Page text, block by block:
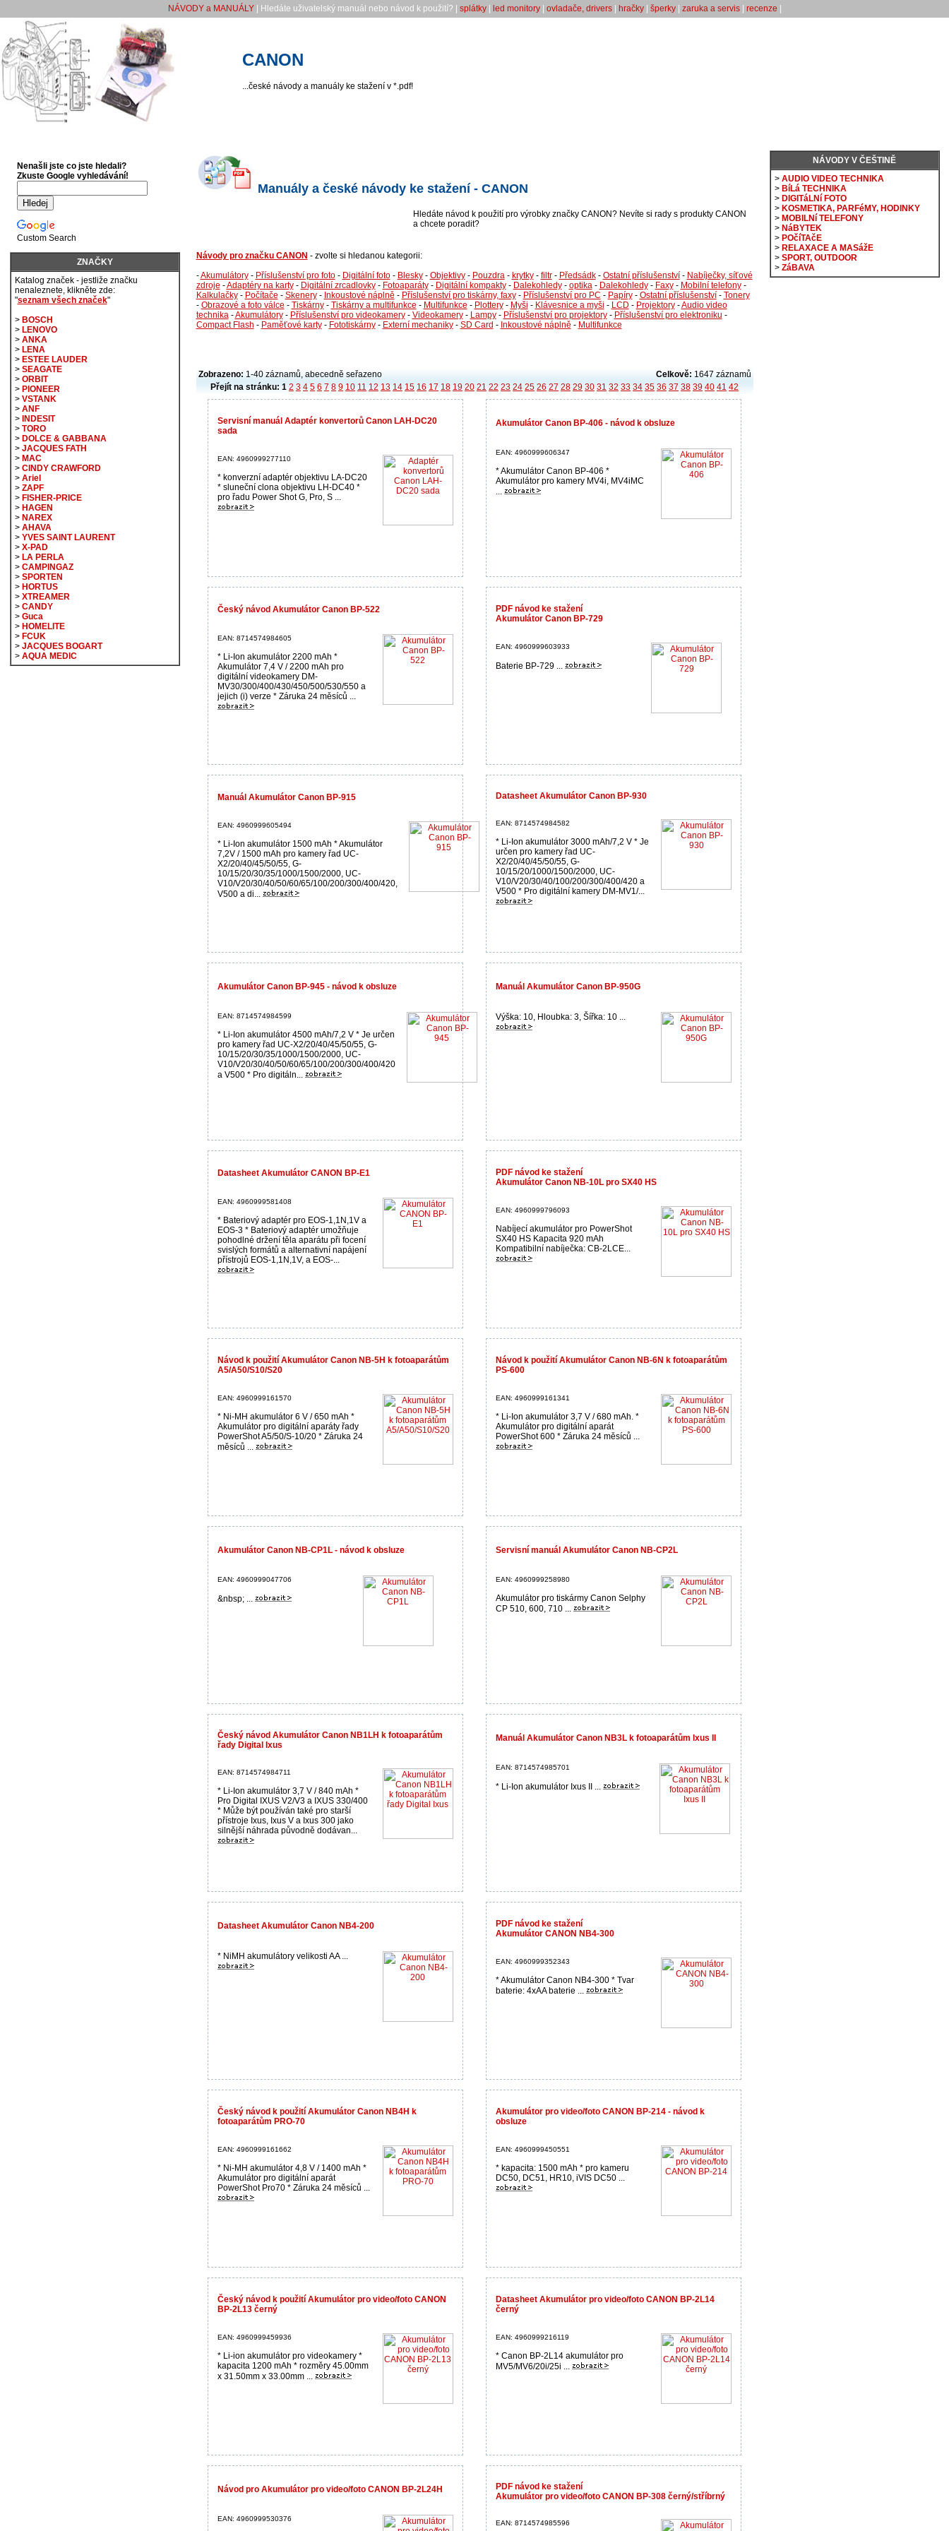
NÁVODY a MANUÁLY| Hledáte uživatelský manuál nebo návod k použití? | splátky| led monitory| ovladače, drivers| hračky| šperky| zaruka a servis| recenze
CANON
...české návody a manuály ke stažení v *.pdf!
Manuály a české návody ke stažení - CANON
Hledáte návod k použití pro výrobky značky CANON? Nevíte si rady s produkty CANON
a chcete poradit?
Návody pro značku CANON - zvolte si hledanou kategorii:
-Akumulátory- Příslušenství pro foto- Digitální foto- Blesky- Objektivy- Pouzdra- krytky- filtr- Předsádk- Ostatní příslušenství- Nabíječky, síťové
zdroje -Adaptéry na karty- Digitální zrcadlovky- Fotoaparáty- Digitální kompakty- Dalekohledy- optika- Dalekohledy- Faxy- Mobilní telefony-
Kalkulačky- Počítače - Skenery- Inkoustové náplně - Příslušenství pro tiskárny, faxy- Příslušenství pro PC - Papíry- Ostatní příslušenství- Tonery
- Obrazové a foto válce - Tiskárny- Tiskárny a multifunkce - Multifunkce - Plottery- Myši - Klávesnice a myši - LCD - Projektory-Audio video
technika-Akumulátory- Příslušenství pro videokamery- Videokamery- Lampy- Příslušenství pro projektory- Příslušenství pro elektroniku -
Compact Flash - Paměťové karty- Fototiskárny- Externí mechaniky- SD Card - Inkoustové náplně - Multifunkce
Zobrazeno: 1-40 záznamů, abecedně seřazeno Celkově: 1647 záznamů
Přejít na stránku: 1 2 3 4 5 6 7 8 9 10 11 12 13 14 15 16 17 18 19 20 21 22 23 24 25 26 27 28 29 30 31 32 33 34 35 36 37 38 39 40 41 42
Servisní manuál Adaptér konvertorů Canon LAH-DC20
sada
EAN: 4960999277110
* konverzní adaptér objektivu LA-DC20
* sluneční clona objektivu LH-DC40 *
pro řadu Power Shot G, Pro, S ...
Akumulátor Canon BP-406 - návod k obsluze
EAN: 4960999606347
* Akumulátor Canon BP-406 *
Akumulátor pro kamery MV4i, MV4iMC
...
Český návod Akumulátor Canon BP-522
EAN: 8714574984605
* Li-Ion akumulátor 2200 mAh *
Akumulátor 7,4 V / 2200 mAh pro
digitální videokamery DM-
MV30/300/400/430/450/500/530/550 a
jejich (i) verze * Záruka 24 měsíců ...
PDF návod ke stažení
Akumulátor Canon BP-729
EAN: 4960999603933
Baterie BP-729 ...
Manuál Akumulátor Canon BP-915
EAN: 4960999605494
* Li-Ion akumulátor 1500 mAh * Akumulátor
7,2V / 1500 mAh pro kamery řad UC-
X2/20/40/45/50/55, G-
10/15/20/30/35/1000/1500/2000, UC-
V10/V20/30/40/50/60/65/100/200/300/400/420,
V500 a di...
Datasheet Akumulátor Canon BP-930
EAN: 8714574984582
* Li-Ion akumulátor 3000 mAh/7,2 V * Je
určen pro kamery řad UC-
X2/20/40/45/50/55, G-
10/15/20/1000/1500/2000, UC-
V10/V20/30/40/100/200/300/400/420 a
V500 * Pro digitální kamery DM-MV1/...
Akumulátor Canon BP-945 - návod k obsluze
EAN: 8714574984599
* Li-Ion akumulátor 4500 mAh/7,2 V * Je určen
pro kamery řad UC-X2/20/40/45/50/55, G-
10/15/20/30/35/1000/1500/2000, UC-
V10/V20/30/40/50/60/65/100/200/300/400/420
a V500 * Pro digitáln...
Manuál Akumulátor Canon BP-950G
Výška: 10, Hloubka: 3, Šířka: 10 ...
Datasheet Akumulátor CANON BP-E1
EAN: 4960999581408
* Bateriový adaptér pro EOS-1,1N,1V a
EOS-3 * Bateriový adaptér umožňuje
pohodlné držení těla aparátu při focení
svislých formátů a alternativní napájení
přístrojů EOS-1,1N,1V, a EOS-...
PDF návod ke stažení
Akumulátor Canon NB-10L pro SX40 HS
EAN: 4960999796093
Nabíjecí akumulátor pro PowerShot
SX40 HS Kapacita 920 mAh
Kompatibilní nabíječka: CB-2LCE...
Návod k použití Akumulátor Canon NB-5H k fotoaparátům
A5/A50/S10/S20
EAN: 4960999161570
* Ni-MH akumulátor 6 V / 650 mAh *
Akumulátor pro digitální aparáty řady
PowerShot A5/50/S-10/20 * Záruka 24
měsíců ...
Návod k použití Akumulátor Canon NB-6N k fotoaparátům
PS-600
EAN: 4960999161341
* Li-Ion akumulátor 3,7 V / 680 mAh. *
Akumulátor pro digitální aparát
PowerShot 600 * Záruka 24 měsíců ...
Akumulátor Canon NB-CP1L - návod k obsluze
EAN: 4960999047706
&nbsp; ...
Servisní manuál Akumulátor Canon NB-CP2L
EAN: 4960999258980
Akumulátor pro tiskármy Canon Selphy
CP 510, 600, 710 ...
Český návod Akumulátor Canon NB1LH k fotoaparátům
řady Digital Ixus
EAN: 8714574984711
* Li-Ion akumulátor 3,7 V / 840 mAh *
Pro Digital IXUS V2/V3 a IXUS 330/400
* Může být používán také pro starší
přístroje Ixus, Ixus V a Ixus 300 jako
silnější náhrada původně dodávan...
Manuál Akumulátor Canon NB3L k fotoaparátům Ixus II
EAN: 8714574985701
* Li-Ion akumulátor Ixus II ...
Datasheet Akumulátor Canon NB4-200
* NiMH akumulátory velikosti AA ...
PDF návod ke stažení
Akumulátor CANON NB4-300
EAN: 4960999352343
* Akumulátor Canon NB4-300 * Tvar
baterie: 4xAA baterie ...
Český návod k použití Akumulátor Canon NB4H k
fotoaparátům PRO-70
EAN: 4960999161662
* Ni-MH akumulátor 4,8 V / 1400 mAh *
Akumulátor pro digitální aparát
PowerShot Pro70 * Záruka 24 měsíců ...
Akumulátor pro video/foto CANON BP-214 - návod k
obsluze
EAN: 4960999450551
* kapacita: 1500 mAh * pro kameru
DC50, DC51, HR10, iVIS DC50 ...
Český návod k použití Akumulátor pro video/foto CANON
BP-2L13 černý
EAN: 4960999459936
* Li-ion akumulátor pro videokamery *
kapacita 1200 mAh * rozměry 45.00mm
x 31.50mm x 33.00mm ...
Datasheet Akumulátor pro video/foto CANON BP-2L14
černý
EAN: 4960999216119
* Canon BP-2L14 akumulátor pro
MV5/MV6/20i/25i ...
Návod pro Akumulátor pro video/foto CANON BP-2L24H
EAN: 4960999530376
PDF návod ke stažení
Akumulátor pro video/foto CANON BP-308 černý/stříbrný
EAN: 8714574985596
Nenašli jste co jste hledali?
Zkuste Google vyhledávání!
Custom Search
ZNAČKY
Katalog značek - jestliže značku
nenaleznete, klikněte zde:
"seznam všech značek"
> BOSCH
> LENOVO
> ANKA
> LENA
> ESTEE LAUDER
> SEAGATE
> ORBIT
> PIONEER
> VSTANK
> ANF
> INDESIT
> TORO
> DOLCE & GABBANA
> JACQUES FATH
> MAC
> CINDY CRAWFORD
> Ariel
> ZAPF
> FISHER-PRICE
> HAGEN
> NAREX
> AHAVA
> YVES SAINT LAURENT
> X-PAD
> LA PERLA
> CAMPINGAZ
> SPORTEN
> HORTUS
> XTREAMER
> CANDY
> Guca
> HOMELITE
> FCUK
> JACQUES BOGART
> AQUA MEDIC
NÁVODY V ČEŠTINĚ
> AUDIO VIDEO TECHNIKA
> BíLá TECHNIKA
> DIGITáLNí FOTO
> KOSMETIKA, PARFéMY, HODINKY
> MOBILNí TELEFONY
> NáBYTEK
> POčíTAčE
> RELAXACE A MASážE
> SPORT, OUTDOOR
> ZáBAVA